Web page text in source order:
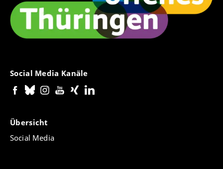
Social Media Kanäle
Übersicht
Social Media